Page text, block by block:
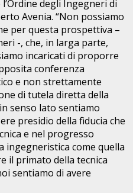
degli Ingegneri di
Avenia. “Non possiamo
per questa prospettiva –
-, che, in larga parte,
incaricati di proporre
conferenza
e non strettamente
di tutela diretta della
senso lato sentiamo
presidio della fiducia che
e nel progresso
ingegneristica come quella
il primato della tecnica
sentiamo di avere